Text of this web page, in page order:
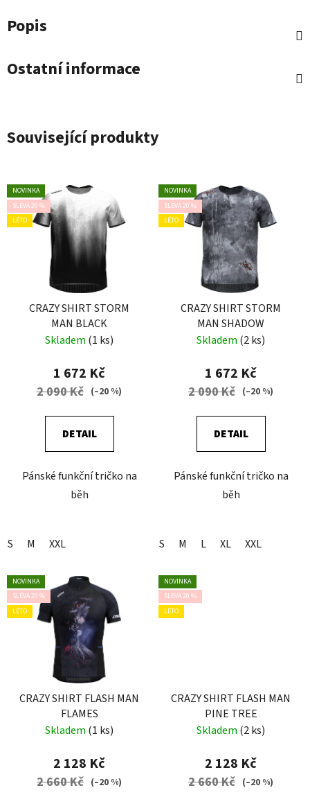
Popis
Ostatní informace
Související produkty
NOVINKA
SLEVA 20 %
LÉTO
CRAZY SHIRT STORM
MAN BLACK
Skladem (1 ks)
1 672 Kč
2 090 Kč (–20 %)
DETAIL
Pánské funkční tričko na
běh
S M XXL
NOVINKA
SLEVA 20 %
LÉTO
CRAZY SHIRT STORM
MAN SHADOW
Skladem (2 ks)
1 672 Kč
2 090 Kč (–20 %)
DETAIL
Pánské funkční tričko na
běh
S M L XL XXL
NOVINKA
SLEVA 20 %
LÉTO
CRAZY SHIRT FLASH MAN
FLAMES
Skladem (1 ks)
2 128 Kč
2 660 Kč (–20 %)
NOVINKA
SLEVA 20 %
LÉTO
CRAZY SHIRT FLASH MAN
PINE TREE
Skladem (2 ks)
2 128 Kč
2 660 Kč (–20 %)